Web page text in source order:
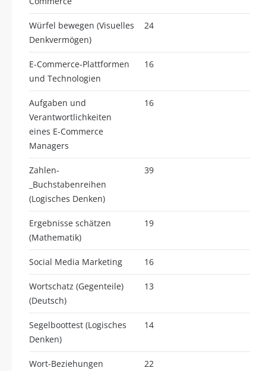
Würfel bewegen (Visuelles
Denkvermögen)
24
E-Commerce-Plattformen
und Technologien
16
Aufgaben und
Verantwortlichkeiten
eines E-Commerce
Managers
16
Zahlen-
_Buchstabenreihen
(Logisches Denken)
39
Ergebnisse schätzen
(Mathematik)
19
Social Media Marketing 16
Wortschatz (Gegenteile)
(Deutsch)
13
Segelboottest (Logisches
Denken)
14
Wort-Beziehungen
22